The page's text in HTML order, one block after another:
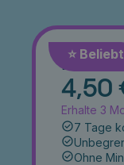
⭐️ Beliebt
Monat
4,50
Erhalte 3
7 Tage
Ohne